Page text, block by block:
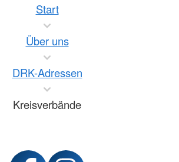
Start
Über uns
DRK-Adressen
Kreisverbände